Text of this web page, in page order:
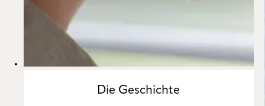
Die Geschichte